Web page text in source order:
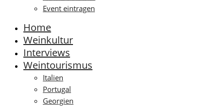
Event eintragen
Home
Weinkultur
Interviews
Weintourismus
Italien
Portugal
Georgien